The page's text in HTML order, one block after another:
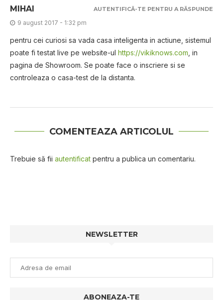
MIHAI
9 august 2017 - 1:32 pm
pentru cei curiosi sa vada casa inteligenta in actiune, sistemul
poate fi testat live pe website-ul https://vikiknows.com , in
pagina de Showroom. Se poate face o inscriere si se
controleaza o casa-test de la distanta.
AUTENTIFICĂ-TE PENTRU A RĂSPUNDE
COMENTEAZA ARTICOLUL
Trebuie să fii autentificat pentru a publica un comentariu.
NEWSLETTER